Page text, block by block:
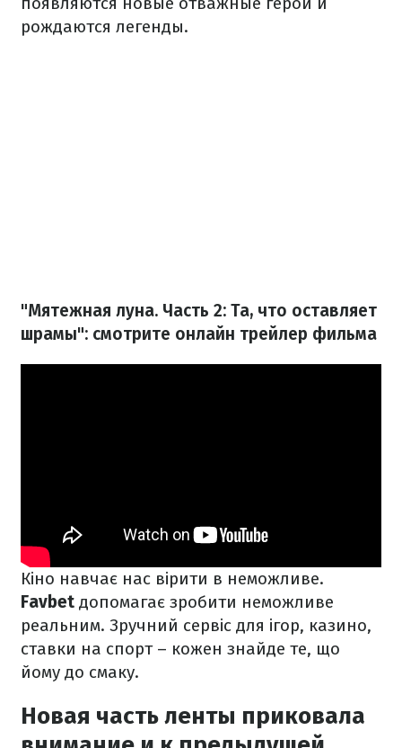
рождаются легенды.
"Мятежная луна. Часть 2: Та, что оставляет
шрамы": смотрите онлайн трейлер фильма
Кіно навчає нас вірити в неможливе.
Favbet допомагає зробити неможливе
реальним. Зручний сервіс для ігор, казино,
ставки на спорт – кожен знайде те, що
йому до смаку.
Новая часть ленты приковала